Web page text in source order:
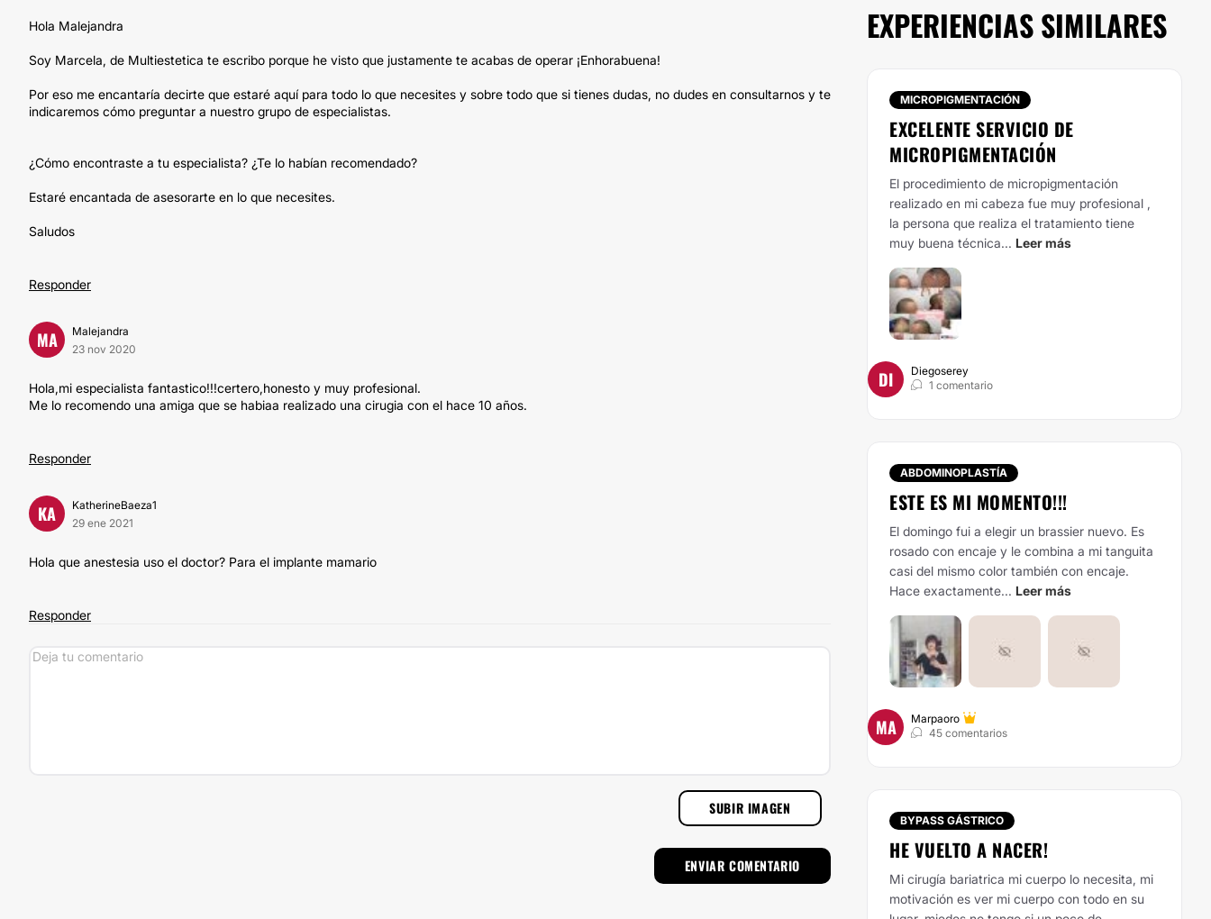
Hola Malejandra
Soy Marcela, de Multiestetica te escribo porque he visto que justamente te acabas de operar ¡Enhorabuena!
Por eso me encantaría decirte que estaré aquí para todo lo que necesites y sobre todo que si tienes dudas, no dudes en consultarnos y te
indicaremos cómo preguntar a nuestro grupo de especialistas.
¿Cómo encontraste a tu especialista? ¿Te lo habían recomendado?
Estaré encantada de asesorarte en lo que necesites.
Saludos
Responder
MA
Malejandra
23 nov 2020
Hola,mi especialista fantastico!!!certero,honesto y muy profesional.
Me lo recomendo una amiga que se habiaa realizado una cirugia con el hace 10 años.
Responder
KA
KatherineBaeza1
29 ene 2021
Hola que anestesia uso el doctor? Para el implante mamario
Responder
SUBIR IMAGEN
EXPERIENCIAS SIMILARES
MICROPIGMENTACIÓN
EXCELENTE SERVICIO DE
MICROPIGMENTACIÓN
El procedimiento de micropigmentación
realizado en mi cabeza fue muy profesional ,
la persona que realiza el tratamiento tiene
muy buena técnica... Leer más
DI
Diegoserey
1 comentario
ABDOMINOPLASTÍA
ESTE ES MI MOMENTO!!!
El domingo fui a elegir un brassier nuevo. Es
rosado con encaje y le combina a mi tanguita
casi del mismo color también con encaje.
Hace exactamente... Leer más
MA
Marpaoro
45 comentarios
BYPASS GÁSTRICO
HE VUELTO A NACER!
Mi cirugía bariatrica mi cuerpo lo necesita, mi
motivación es ver mi cuerpo con todo en su